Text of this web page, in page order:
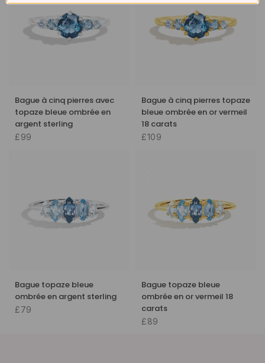
Bague à cinq pierres avec
topaze bleue ombrée en
argent sterling
£99
Bague à cinq pierres topaze
bleue ombrée en or vermeil
18 carats
£109
Bague topaze bleue
ombrée en argent sterling
£79
Bague topaze bleue
ombrée en or vermeil 18
carats
£89